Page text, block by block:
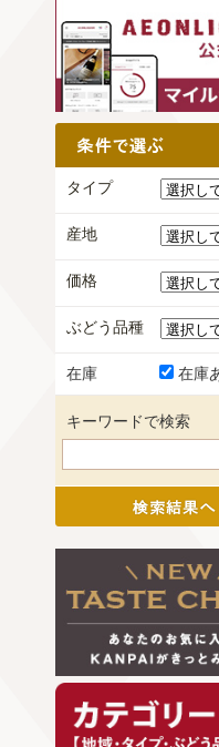
タイプ
産地
価格
ぶどう品種
在庫 在庫
キーワードで検索